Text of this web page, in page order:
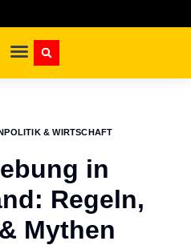
& WIRTSCHAFT
in
Regeln,
Mythen